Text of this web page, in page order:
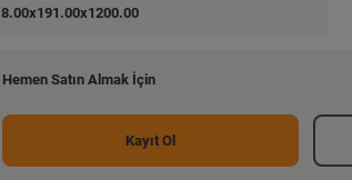
8.00x191.00x1200.00
Hemen Satın Almak İçin
Kayıt Ol